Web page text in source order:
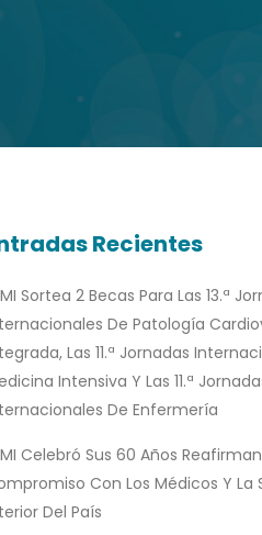
Recientes
Sortea 2 Becas Para Las 13.ª
De Patología
Las 11.ª Jornadas
Intensiva Y Las 11.ª
De Enfermería
Celebró Sus 60 Años
Con Los Médicos Y La
Del País